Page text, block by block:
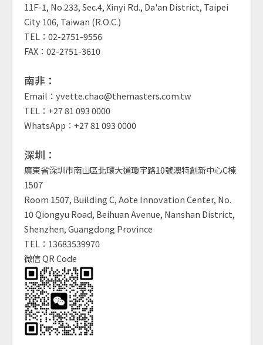
11F-1, No.233, Sec.4, Xinyi Rd., Da'an District, Taipei
City 106, Taiwan (R.O.C.)
TEL：02-2751-9556
FAX：02-2751-3610
南非：
Email：yvette.chao@themasters.com.tw
TEL：+27 81 093 0000
WhatsApp：+27 81 093 0000
深圳：
廣東省深圳市南山區北環大道瓊宇路10號澳特創新中心C棟
1507
Room 1507, Building C, Aote Innovation Center, No.
10 Qiongyu Road, Beihuan Avenue, Nanshan District,
Shenzhen, Guangdong Province
TEL：13683539970
微信 QR Code